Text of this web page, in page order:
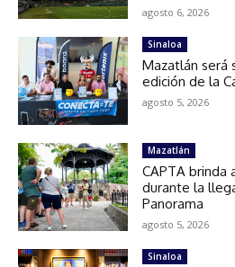
agosto 6, 2026
Sinaloa
Mazatlán será
edición de la
agosto 5, 2026
Mazatlán
CAPTA brinda
durante la
Panorama
agosto 5, 2026
Sinaloa